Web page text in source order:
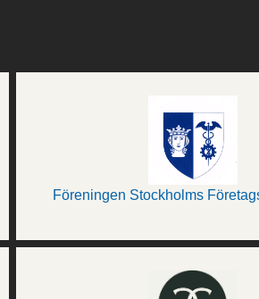
Föreningen Stockholms